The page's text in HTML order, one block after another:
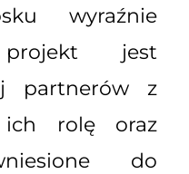
wyraźnie
jest
partnerów z
rolę oraz
do